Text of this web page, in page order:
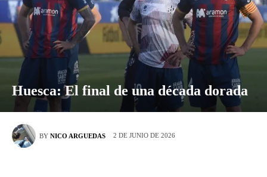
Huesca: El final de una década dorada
BY NICO ARGUEDAS 2 DE JUNIO DE 2026